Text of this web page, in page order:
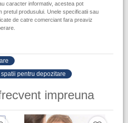
caracter informativ, acestea pot
pretul produsului. Unele specificatii sau
de catre comerciant fara preaviz
pentru depozitare
impreuna